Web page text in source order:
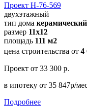
Проект Н-76-569
двухэтажный
тип дома
размер 11х12
площадь 111 м2
цена строительства от 4
Проект от 33 300 р.
в ипотеку от 35 847р/
Подробнее